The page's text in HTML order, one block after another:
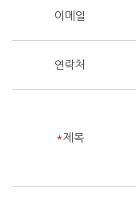
이메일
연락처
*제목